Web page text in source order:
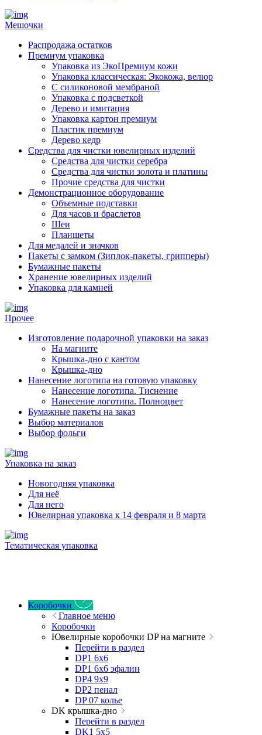
Мешочки
Распродажа остатков
Премиум упаковка
Упаковка из ЭкоПремиум кожи
Упаковка классическая: Экокожа, велюр
С силиконовой мембраной
Упаковка с подсветкой
Дерево и имитация
Упаковка картон премиум
Пластик премиум
Дерево кедр
Средства для чистки ювелирных изделий
Средства для чистки серебра
Средства для чистки золота и платины
Прочие средства для чистки
Демонстрационное оборудование
Объемные подставки
Для часов и браслетов
Шеи
Планшеты
Для медалей и значков
Пакеты с замком (Зиплок-пакеты, грипперы)
Бумажные пакеты
Хранение ювелирных изделий
Упаковка для камней
Прочее
Изготовление подарочной упаковки на заказ
На магните
Крышка-дно с кантом
Крышка-дно
Нанесение логотипа на готовую упаковку
Нанесение логотипа. Тиснение
Нанесение логотипа. Полноцвет
Бумажные пакеты на заказ
Выбор материалов
Выбор фольги
Упаковка на заказ
Новогодняя упаковка
Для неё
Для него
Ювелирная упаковка к 14 февраля и 8 марта
Тематическая упаковка
Коробочки
Главное меню
Коробочки
Ювелирные коробочки DP на магните
Перейти в раздел
DP1 6x6
DP1 6x6 эфалин
DP4 9x9
DP2 пенал
DP 07 колье
DK крышка-дно
Перейти в раздел
DK1 5x5